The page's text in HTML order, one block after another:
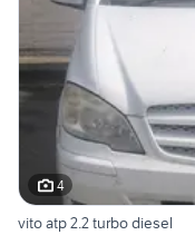
4
vito atp 2.2 turbo diesel